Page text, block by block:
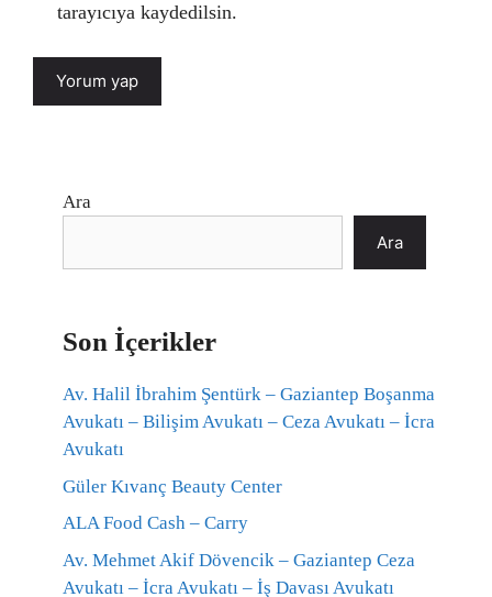
tarayıcıya kaydedilsin.
Ara
Ara
Son İçerikler
Av. Halil İbrahim Şentürk – Gaziantep Boşanma
Avukatı – Bilişim Avukatı – Ceza Avukatı – İcra
Avukatı
Güler Kıvanç Beauty Center
ALA Food Cash – Carry
Av. Mehmet Akif Dövencik – Gaziantep Ceza
Avukatı – İcra Avukatı – İş Davası Avukatı